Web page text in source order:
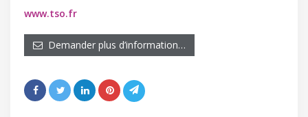
www.tso.fr
Demander plus d’information…